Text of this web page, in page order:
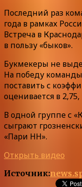
Последний раз
года в рамках
Встреча в
в пользу «быков».
Букмекеры не
На победу
поставить с
оценивается в
В одной группе с
сыграют
«Пари НН».
Открыть видео
Источник: